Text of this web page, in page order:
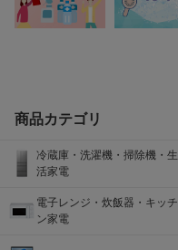
商品カテゴリ
冷蔵庫・洗濯機・掃除機・生
活家電
電子レンジ・炊飯器・キッチ
ン家電